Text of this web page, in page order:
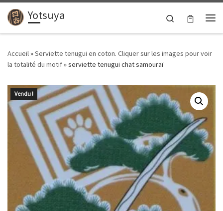
Passer au contenu
Yotsuya
Search
Accueil»Serviette tenugui en coton. Cliquer sur les images pour voir
la totalité du motif»serviette tenugui chat samouraï
Vendu !